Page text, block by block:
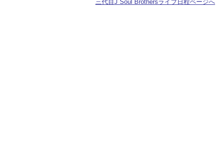
三代目J Soul Brothersライブ日程ページへ